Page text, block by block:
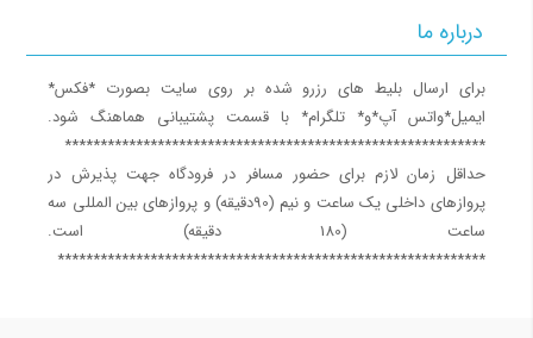
سنت پتر بورگ
بیرجند
11,040
تاشکند
60,771
پوکت
70,762
رشت
5,266
زابل
12,453
بلیط هواپیما کیش به اهواز
بلیط هواپیما کیش به بندرعباس
مسیرهای منتخب بلیط هواپیما و چارتر 4
بلیط هواپیما اهواز به تهران
بلیط هواپیما اهواز به مشهد
بلیط هواپیما اصفهان به تهران
درباره ما
برای ارسال بلیط های رزرو شده بر روی سایت بصورت *فکس*
ایمیل*واتس آپ*و* تلگرام* با قسمت پشتیبانی هماهنگ شود.
***********************************************************
حداقل زمان لازم برای حضور مسافر در فرودگاه جهت پذیرش در
پروازهای داخلی یک ساعت و نیم (90دقیقه) و پروازهای بین المللی سه
ساعت (180 دقیقه) است.
************************************************************